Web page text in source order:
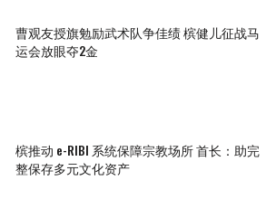
曹观友授旗勉励武术队争佳绩 槟健儿征战马
运会放眼夺2金
槟推动 e-RIBI 系统保障宗教场所 首长：助完
整保存多元文化资产